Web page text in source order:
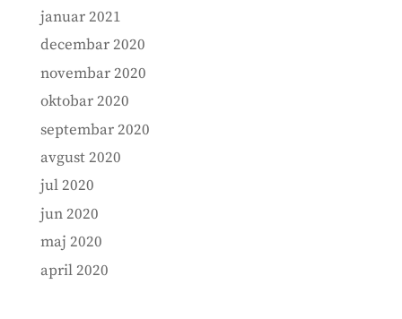
januar 2021
decembar 2020
novembar 2020
oktobar 2020
septembar 2020
avgust 2020
jul 2020
jun 2020
maj 2020
april 2020